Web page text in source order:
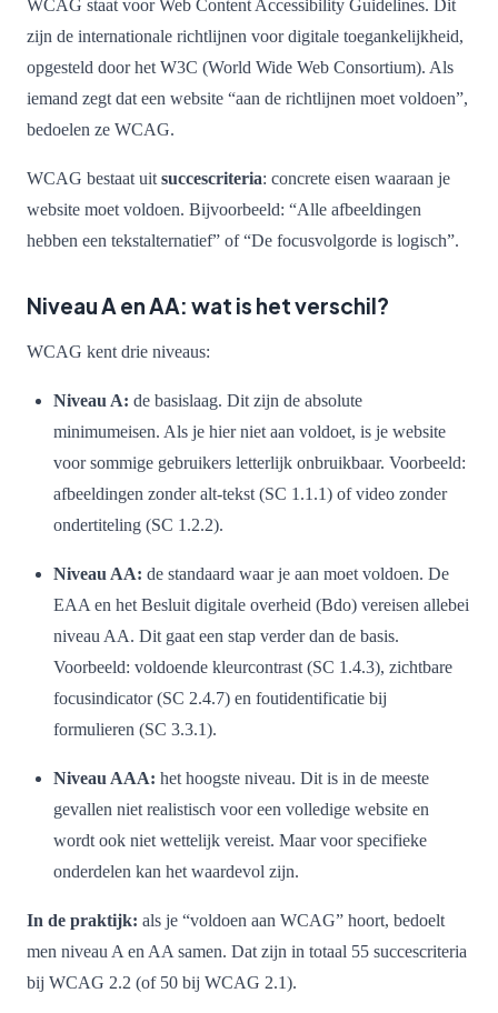
WCAG staat voor Web Content Accessibility Guidelines. Dit
zijn de internationale richtlijnen voor digitale toegankelijkheid,
opgesteld door het W3C (World Wide Web Consortium). Als
iemand zegt dat een website “aan de richtlijnen moet voldoen”,
bedoelen ze WCAG.
WCAG bestaat uit succescriteria: concrete eisen waaraan je
website moet voldoen. Bijvoorbeeld: “Alle afbeeldingen
hebben een tekstalternatief” of “De focusvolgorde is logisch”.
Niveau A en AA: wat is het verschil?
WCAG kent drie niveaus:
Niveau A: de basislaag. Dit zijn de absolute
minimumeisen. Als je hier niet aan voldoet, is je website
voor sommige gebruikers letterlijk onbruikbaar. Voorbeeld:
afbeeldingen zonder alt-tekst (SC 1.1.1) of video zonder
ondertiteling (SC 1.2.2).
Niveau AA: de standaard waar je aan moet voldoen. De
EAA en het Besluit digitale overheid (Bdo) vereisen allebei
niveau AA. Dit gaat een stap verder dan de basis.
Voorbeeld: voldoende kleurcontrast (SC 1.4.3), zichtbare
focusindicator (SC 2.4.7) en foutidentificatie bij
formulieren (SC 3.3.1).
Niveau AAA: het hoogste niveau. Dit is in de meeste
gevallen niet realistisch voor een volledige website en
wordt ook niet wettelijk vereist. Maar voor specifieke
onderdelen kan het waardevol zijn.
In de praktijk: als je “voldoen aan WCAG” hoort, bedoelt
men niveau A en AA samen. Dat zijn in totaal 55 succescriteria
bij WCAG 2.2 (of 50 bij WCAG 2.1).